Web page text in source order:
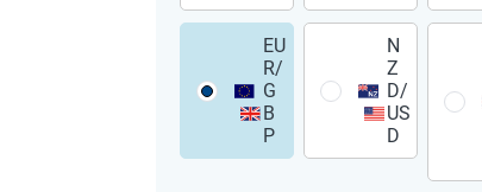
EU
R/
G
B
P
N
Z
D/
US
D